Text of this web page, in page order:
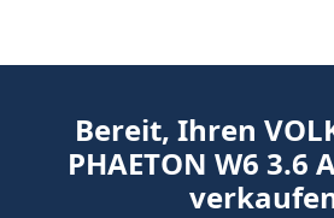
Bereit, Ihren
PHAETON W6 3.6